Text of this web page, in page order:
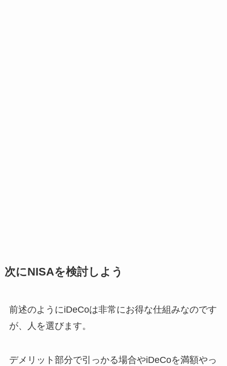
次にNISAを検討しよう
前述のようにiDeCoは非常にお得な仕組みなのです
が、人を選びます。
デメリット部分で引っかる場合やiDeCoを満額やっ